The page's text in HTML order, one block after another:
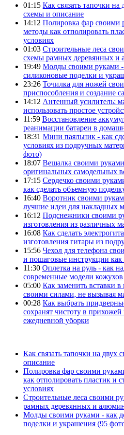
01:15 Как связать тапочки
схемы и описание
14:12 Полировка фар своими
методы как отполировать
условиях
01:03 Строительные леса
схемы рамных деревянных и
19:49 Молды своими руками -
силиконовые поделки и
23:26 Точилка для ножей
приспособления и создание
14:12 Антенный усилитель:
использовать простое
11:59 Восстановление
реанимации батареи в
18:31 Мини паяльник - как
условиях из подручных
фото)
18:07 Вешалка своими
оригинальных самодельных
17:15 Сердечко своими
как сделать объемную
16:40 Воротник своими
лучшие идеи для накладных
16:12 Подснежники своими
изготовления из различных
16:08 Как сделать
изготовления гитары из
15:56 Чехол для телефона
и пошаговые инструкции как
11:30 Оплетка на руль - как
современные модели кожухов
05:00 Как заменить вставки
своими силами, не вызывая
00:28 Как выбрать
сохранят чистоту в прихожей
ежедневной уборки
Как связать тапочки на двух
описание
Полировка фар своими
как отполировать пластик и
условиях
Строительные леса своими
рамных деревянных и
Молды своими руками - как
поделки и украшения (95